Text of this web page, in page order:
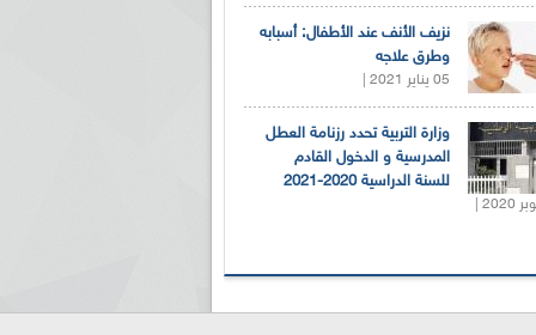
نزيف الأنف عند الأطفال: أسبابه
وطرق علاجه
05 يناير 2021 |
وزارة التربية تحدد رزنامة العطل
المدرسية و الدخول القادم
للسنة الدراسية 2020-2021